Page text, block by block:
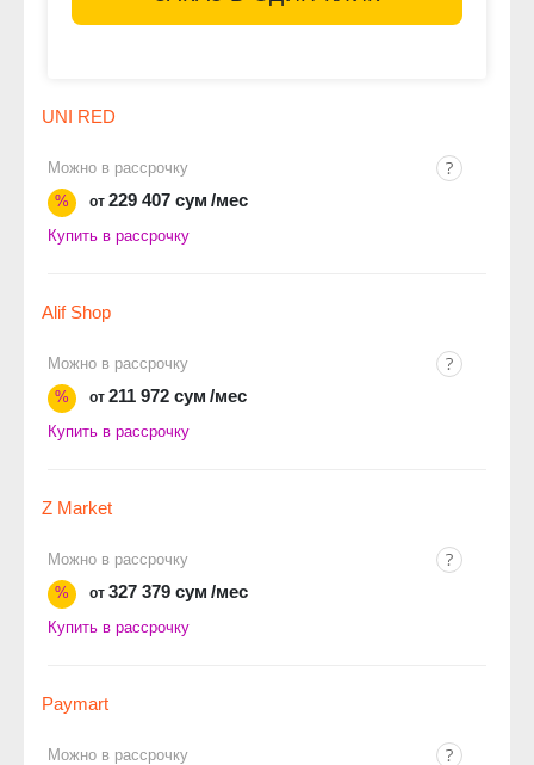
UNI RED
Можно в рассрочку
%
от 229 407 сум /мес
Купить в рассрочку
Alif Shop
Можно в рассрочку
%
от 211 972 сум /мес
Купить в рассрочку
Z Market
Можно в рассрочку
%
от 327 379 сум /мес
Купить в рассрочку
Paymart
Можно в рассрочку